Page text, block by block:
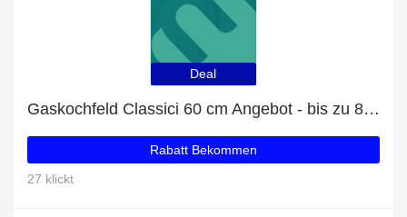
Deal
Gaskochfeld Classici 60 cm Angebot - bis zu 8% Rabatt
Rabatt Bekommen
27 klickt